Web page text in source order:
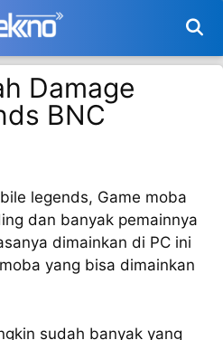
Damage
BNC
legends, Game moba
dan banyak pemainnya
dimainkan di PC ini
yang bisa dimainkan
sudah banyak yang